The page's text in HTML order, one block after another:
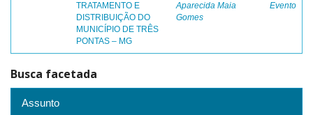
TRATAMENTO E
DISTRIBUIÇÃO DO
MUNICÍPIO DE TRÊS
PONTAS – MG
Aparecida Maia
Gomes
Evento
Busca facetada
Assunto